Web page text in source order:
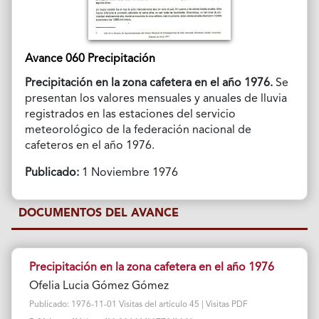
Avance 060 Precipitación
Precipitación en la zona cafetera en el año 1976. Se
presentan los valores mensuales y anuales de lluvia
registrados en las estaciones del servicio
meteorológico de la federación nacional de
cafeteros en el año 1976.
Publicado:1 Noviembre 1976
DOCUMENTOS DEL AVANCE
Precipitación en la zona cafetera en el año 1976
Ofelia Lucia Gómez Gómez
Publicado: 1976-11-01 Visitas del artículo 45 | Visitas PDF